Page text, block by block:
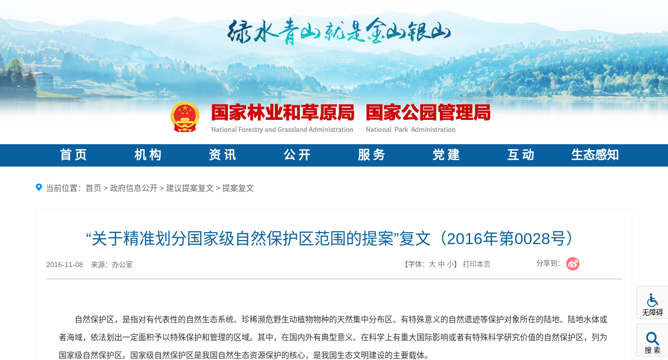
首 页 机 构 资 讯 公 开 服 务 党 建 互 动 生态感知
当前位置： 首页 > 政府信息公开 > 建议提案复文 > 提案复文
“关于精准划分国家级自然保护区范围的提案”复文（2016年第0028号）
2016-11-08 来源：办公室 【字体： 大 中 小】 打印本页 分享到：
自然保护区，是指对有代表性的自然生态系统、珍稀濒危野生动植物物种的天然集中分布区、有特殊意义的自然遗迹等保护对象所在的陆地、陆地水体或
者海域，依法划出一定面积予以特殊保护和管理的区域。其中，在国内外有典型意义、在科学上有重大国际影响或者有特殊科学研究价值的自然保护区，列为
国家级自然保护区。国家级自然保护区是我国自然生态资源保护的核心，是我国生态文明建设的主要载体。
无障碍
搜 索